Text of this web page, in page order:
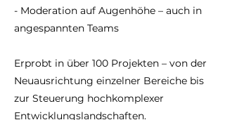
- Moderation auf Augenhöhe – auch in
angespannten Teams
Erprobt in über 100 Projekten – von der
Neuausrichtung einzelner Bereiche bis
zur Steuerung hochkomplexer
Entwicklungslandschaften.